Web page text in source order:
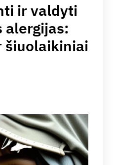
ir valdyti
alergijas:
šiuolaikiniai